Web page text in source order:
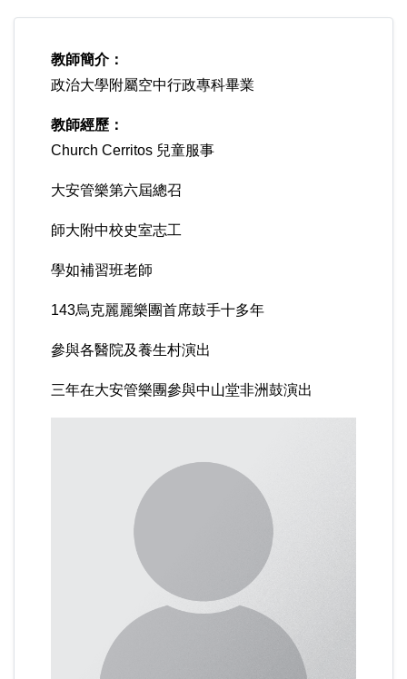
教師簡介：
政治大學附屬空中行政專科畢業
教師經歷：
Church Cerritos 兒童服事
大安管樂第六屆總召
師大附中校史室志工
學如補習班老師
143烏克麗麗樂團首席鼓手十多年
參與各醫院及養生村演出
三年在大安管樂團參與中山堂非洲鼓演出